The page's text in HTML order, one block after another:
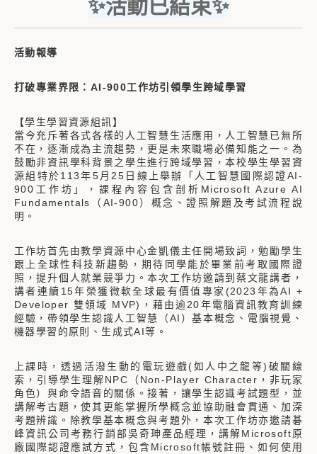
✨活動已結束✨
活動報導
打破專業界限：AI-900工作坊引領學生跨域學習
【學生學習資源組訊】
當今充斥著各式各樣的人工智慧生活應用，人工智慧已無所
不在，逐漸成為主流趨勢，更是未來職場必備知能之一。為
鼓勵非資訊學科背景之學生進行跨域學習，本校學生學習資
源組特於113年5月25日線上舉辦「人工智慧國際認證AI-
900工作坊」，課程內容包含剖析Microsoft Azure AI
Fundamentals（AI-900）概念、證照解題及考試流程說
明。
工作坊首先由教學資源中心金凱儀主任開場致詞，勉勵學生
跟上全球性科技新趨勢，期待同學能於畢業前考取國際證
照，提升個人就業競爭力。本次工作坊邀請到蔡文龍講者，
講者連續15年榮獲微軟全球最有價值專家(2023年為AI +
Developer 雙領域 MVP)，藉由逾20年電腦資訊教育訓練
經驗，帶領學生認識人工智慧（AI）基本概念、電腦視覺、
機器學習的原則、生成式AI等。
上課時，透過活潑生動的電玩遊戲(如人中之龍等)破關線
索，引導學生理解NPC（Non-Player Character，非玩家
角色）與命令語音的關係。接著，讓學生認識考試題型，並
講解考古題，使其更能掌握所學概念並協助融會貫通、加深
考題辨識。除教學基本概念與考題外，本次工作坊亦邀請碁
峰資訊公司考務行銷部吳奇珅產品經理，講解Microsoft原
廠國際認證應試方式，包含Microsoft帳號註冊、如何使用